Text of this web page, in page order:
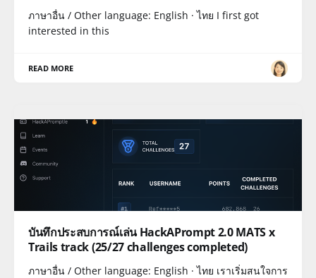
ภาษาอื่น / Other language: English · ไทย I first got
interested in this
READ MORE
บันทึกประสบการณ์เล่น HackAPrompt 2.0 MATS x
Trails track (25/27 challenges completed)
ภาษาอื่น / Other language: English · ไทย เราเริ่มสนใจการ